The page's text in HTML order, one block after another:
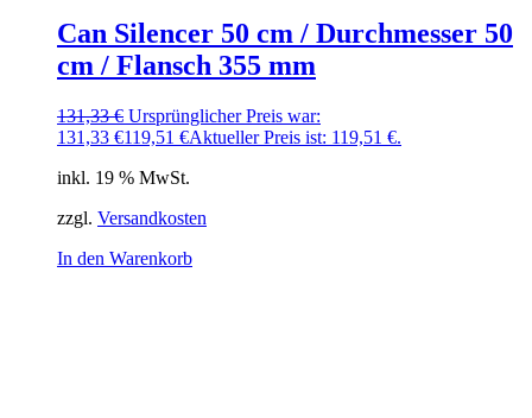
Can Silencer 50 cm / Durchmesser 50
cm / Flansch 355 mm
131,33€ Ursprünglicher Preis war:
131,33 €119,51 €Aktueller Preis ist: 119,51 €.
inkl. 19 % MwSt.
zzgl. Versandkosten
In den Warenkorb